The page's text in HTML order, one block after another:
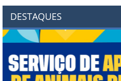
DESTAQUES